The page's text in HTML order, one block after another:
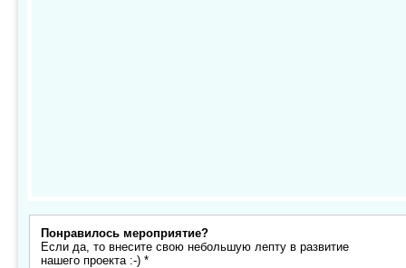
Понравилось мероприятие?
Если да, то внесите свою небольшую лепту в развитие
нашего проекта :-) *